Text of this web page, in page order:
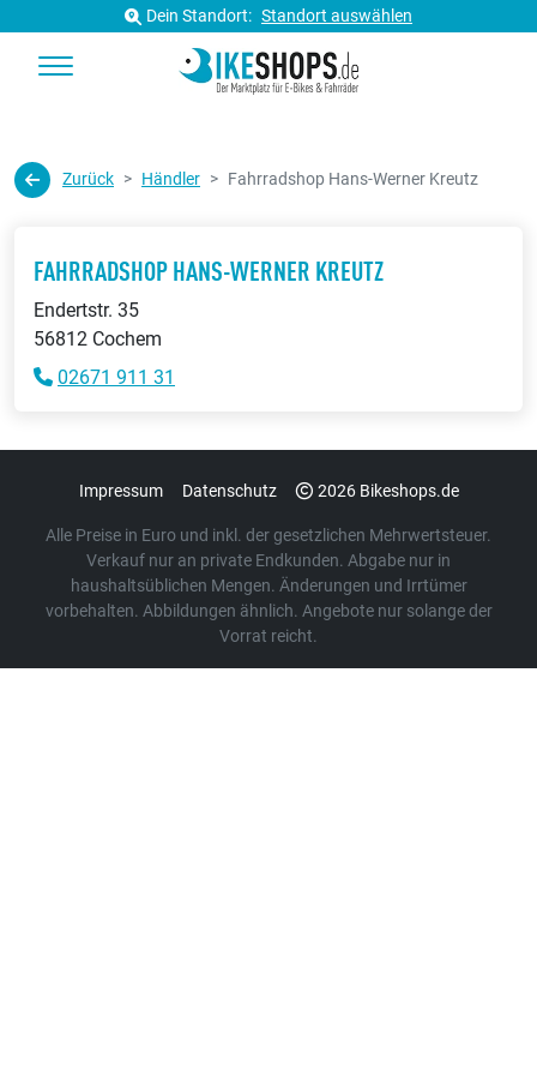
Dein Standort: Standort auswählen
Zurück Händler Fahrradshop Hans-Werner Kreutz
FAHRRADSHOP HANS-WERNER KREUTZ
Endertstr. 35
56812 Cochem
02671 911 31
Impressum Datenschutz 2026 Bikeshops.de
Alle Preise in Euro und inkl. der gesetzlichen Mehrwertsteuer.
Verkauf nur an private Endkunden. Abgabe nur in
haushaltsüblichen Mengen. Änderungen und Irrtümer
vorbehalten. Abbildungen ähnlich. Angebote nur solange der
Vorrat reicht.